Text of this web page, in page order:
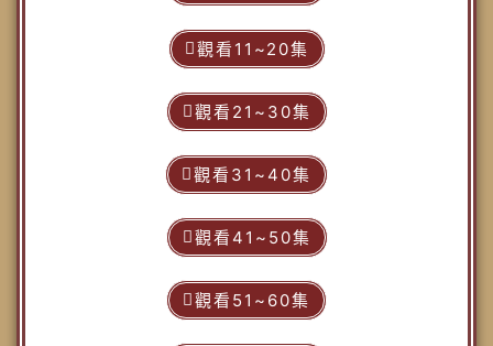
觀看11~20集
觀看21~30集
觀看31~40集
觀看41~50集
觀看51~60集